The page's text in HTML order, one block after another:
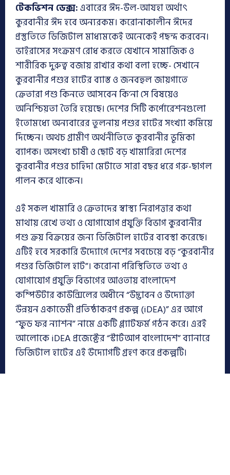
টেকভিশন ডেক্স:এবারের ঈদ-উল-আযহা অর্থাৎ
কুরবানীর ঈদ হবে অন্যরকম। করোনাকালীন ঈদের
প্রস্তুতিতে ডিজিটাল মাধ্যমকেই অনেকেই পছন্দ করবেন।
ভাইরাসের সংক্রমণ রোধ করতে যেখানে সামাজিক ও
শারীরিক দুরুত্ব বজায় রাখার কথা বলা হচ্ছে- সেখানে
কুরবানীর পশুর হাটের ব্যাস্ত ও জনবহুল জায়গাতে
ক্রেতারা পশু কিনতে আসবেন কি’না সে বিষয়েও
অনিশ্চিয়তা তৈরি হয়েছে। দেশের সিটি কর্পোরেশনগুলো
ইতোমধ্যে অন্যবারের তুলনায় পশুর হাটের সংখ্যা কমিয়ে
দিচ্ছেন। অথচ গ্রামীণ অর্থনীতিতে কুরবানীর ভূমিকা
ব্যাপক। অসংখ্য চাষী ও ছোট বড় খামারিরা দেশের
কুরবানীর পশুর চাহিদা মেটাতে সারা বছর ধরে গরু-ছাগল
পালন করে থাকেন।
এই সকল খামারি ও ক্রেতাদের স্বাস্থ্য নিরাপত্তার কথা
মাথায় রেখে তথ্য ও যোগাযোগ প্রযুক্তি বিভাগ কুরবানীর
পশু ক্রয় বিক্রয়ের জন্য ডিজিটাল হাটের ব্যবস্থা করেছে।
এটিই হবে সরকারি উদ্যোগে দেশের সবচেয়ে বড় “কুরবানীর
পশুর ডিজিটাল হাট”। করোনা পরিস্থিতিতে তথ্য ও
যোগাযোগ প্রযুক্তি বিভাগের আওতায় বাংলাদেশ
কম্পিউটার কাউন্সিলের অধীনে “উদ্ভাবন ও উদ্যোক্তা
উন্নয়ন একাডেমী প্রতিষ্ঠাকরণ প্রকল্প (iDEA)” এর আগে
“ফুড ফর ন্যাশন” নামে একটি প্ল্যাটফর্ম গঠন করে। এরই
আলোকে iDEA প্রজেক্টের “স্টার্টআপ বাংলাদেশ” ব্যানারে
ডিজিটাল হাটের এই উদ্যোগটি গ্রহণ করে প্রকল্পটি।